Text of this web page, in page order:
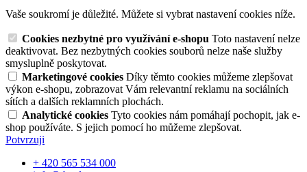
Vaše soukromí je důležité. Můžete si vybrat nastavení cookies níže.
Cookies nezbytné pro využívání e-shopu Toto nastavení nelze
deaktivovat. Bez nezbytných cookies souborů nelze naše služby
smysluplně poskytovat.
Marketingové cookies Díky těmto cookies můžeme zlepšovat
výkon e-shopu, zobrazovat Vám relevantní reklamu na sociálních
sítích a dalších reklamních plochách.
Analytické cookies Tyto cookies nám pomáhají pochopit, jak e-
shop používáte. S jejich pomocí ho můžeme zlepšovat.
Potvrzuji
+ 420 565 534 000